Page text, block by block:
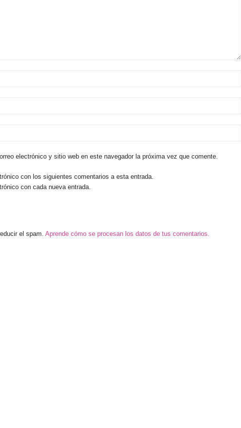
electrónico y sitio web en este navegador la próxima vez que comente.
con los siguientes comentarios a esta entrada.
con cada nueva entrada.
el spam. Aprende cómo se procesan los datos de tus comentarios.